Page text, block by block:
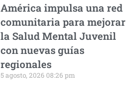
América impulsa una red
comunitaria para mejorar
la Salud Mental Juvenil
con nuevas guías
regionales
5 agosto, 2026 08:26 pm